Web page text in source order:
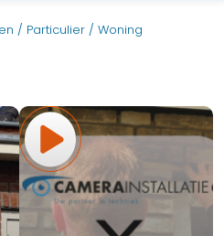
/ Particulier / Woning